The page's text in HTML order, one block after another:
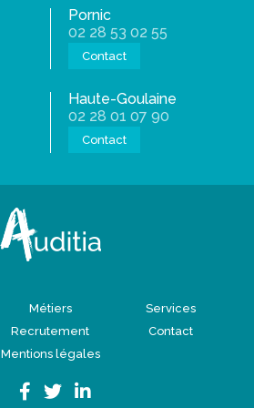
Pornic
02 28 53 02 55
Contact
Haute-Goulaine
02 28 01 07 90
Contact
Métiers
Services
Recrutement
Contact
Mentions légales